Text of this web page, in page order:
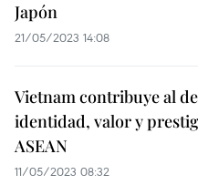
Japón
21/05/2023 14:08
Vietnam contribuye al
identidad, valor y
ASEAN
11/05/2023 08:32